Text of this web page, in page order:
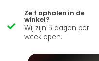
Zelf ophalen in de
winkel?
Wij zijn 6 dagen per
week open.